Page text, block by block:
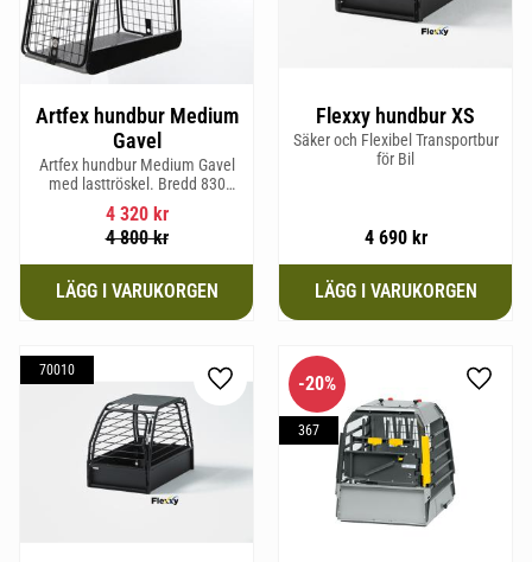
Artfex hundbur Medium
Gavel
Artfex hundbur Medium Gavel
med lasttröskel. Bredd 830
mm, Höjd 675 mm, Djup 495
mm och Vikt 20,1 kg.
4 320kr
4 800kr
Flexxy hundbur XS
Säker och Flexibel Transportbur
för Bil
4 690kr
70010
Lägg till i favoriter
20%
367
Lägg